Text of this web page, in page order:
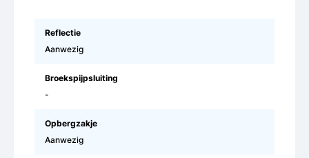
Reflectie
Aanwezig
Broekspijpsluiting
-
Opbergzakje
Aanwezig